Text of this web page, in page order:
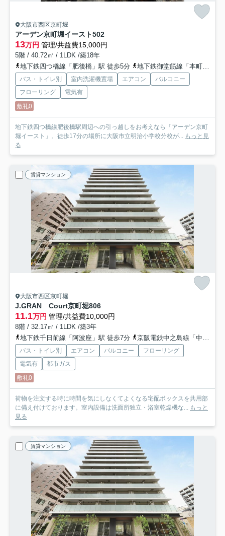
大阪市西区京町堀
アーデン京町堀イースト502
13万円 管理/共益費15,000円
5階 / 40.72㎡ / 1LDK /築18年
地下鉄四つ橋線「肥後橋」駅 徒歩5分
地下鉄御堂筋線「本町」駅 徒歩6分
バス・トイレ別 室内洗濯機置場 エアコン
バルコニー
フローリング
電気有
敷礼0
地下鉄四つ橋線肥後橋駅周辺への引っ越しをお考えなら「アーデン京町
堀イースト」。徒歩17分の場所に大阪市立明治小学校分校が... もっと見
る
賃貸マンション
大阪市西区京町堀
J.GRAN Court京町堀806
11.1万円 管理/共益費10,000円
8階 / 32.17㎡ / 1LDK /築3年
地下鉄千日前線「阿波座」駅 徒歩7分
京阪電鉄中之島線「中之島」駅 徒歩14分
バス・トイレ別 エアコン バルコニー
フローリング
電気有
都市ガス
敷礼0
荷物を注文する時に時間を気にしなくてよくなる宅配ボックスを共用部
に備え付けております。室内設備は洗面所独立・浴室乾燥機な... もっと
見る
賃貸マンション